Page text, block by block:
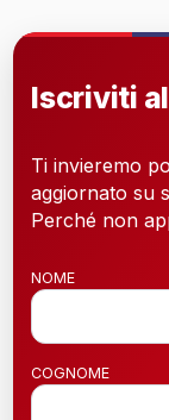
Iscriviti
Ti invieremo
aggiornato su
Perché non
NOME
COGNOME